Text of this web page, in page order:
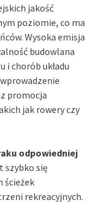
jakość
poziomie, co ma
Wysoka emisja
budowlana
i chorób układu
promocja
jak rowery czy
odpowiedniej
szybko się
ścieżek
rekreacyjnych.